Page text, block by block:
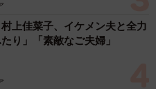
村上佳菜子、イケメン夫と全力
り」「素敵なご夫婦」